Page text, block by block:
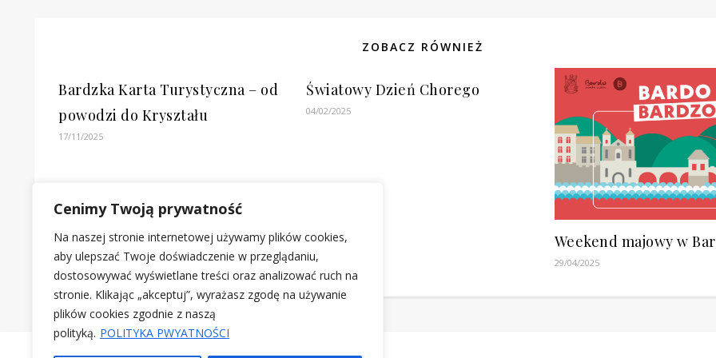
Cenimy Twoją prywatność
Na naszej stronie internetowej używamy plików cookies,
aby ulepszać Twoje doświadczenie w przeglądaniu,
dostosowywać wyświetlane treści oraz analizować ruch na
stronie. Klikając „akceptuj”, wyrażasz zgodę na używanie
plików cookies zgodnie z naszą
polityką. POLITYKA PWYATNOŚCI
ZOBACZ RÓWNIEŻ
Bardzka Karta Turystyczna – od
powodzi do Kryształu
17/11/2025
Światowy Dzień Chorego
04/02/2025
Weekend majowy w
29/04/2025